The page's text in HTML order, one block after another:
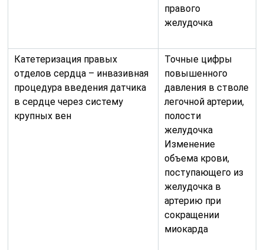
правого
желудочка
Катетеризация правых
отделов сердца – инвазивная
процедура введения датчика
в сердце через систему
крупных вен
Точные цифры
повышенного
давления в стволе
легочной артерии,
полости
желудочка
Изменение
объема крови,
поступающего из
желудочка в
артерию при
сокращении
миокарда